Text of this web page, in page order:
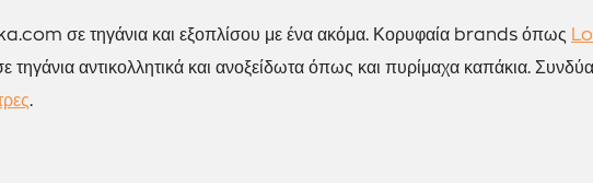
σε τηγάνια και εξοπλίσου με ένα ακόμα. Κορυφαία brands όπως
τηγάνια αντικολλητικά και ανοξείδωτα όπως και πυρίμαχα καπάκια.
.